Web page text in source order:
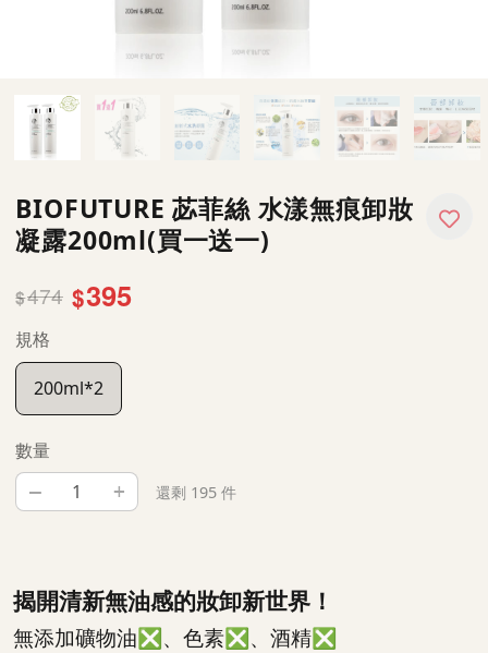
BIOFUTURE 苾菲絲 水漾無痕卸妝
凝露200ml(買一送一)
$474 $395
規格
200ml*2
數量
– + 還剩 195 件
揭開清新無油感的妝卸新世界！
無添加礦物油❎、色素❎、酒精❎